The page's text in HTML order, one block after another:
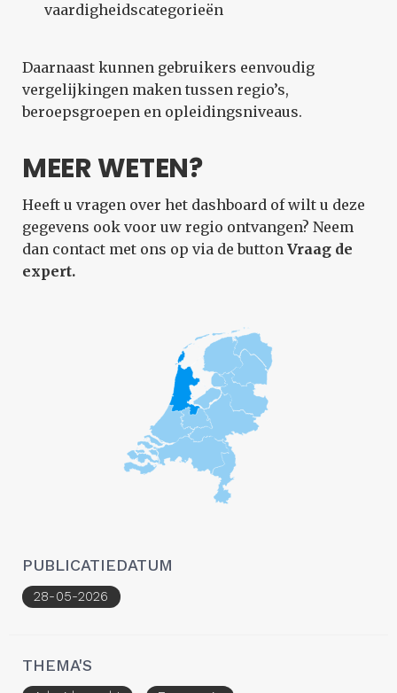
vaardigheidscategorieën
Daarnaast kunnen gebruikers eenvoudig
vergelijkingen maken tussen regio’s,
beroepsgroepen en opleidingsniveaus.
MEER WETEN?
Heeft u vragen over het dashboard of wilt u deze
gegevens ook voor uw regio ontvangen? Neem
dan contact met ons op via de button Vraag de
expert.
PUBLICATIEDATUM
28-05-2026
THEMA'S